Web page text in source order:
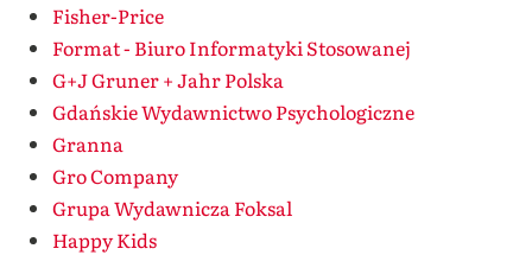
Fisher-Price
Format - Biuro Informatyki Stosowanej
G+J Gruner + Jahr Polska
Gdańskie Wydawnictwo Psychologiczne
Granna
Gro Company
Grupa Wydawnicza Foksal
Happy Kids